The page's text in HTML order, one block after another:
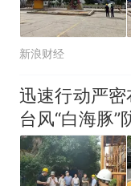
新浪财经
迅速行动严
台风“白海豚”